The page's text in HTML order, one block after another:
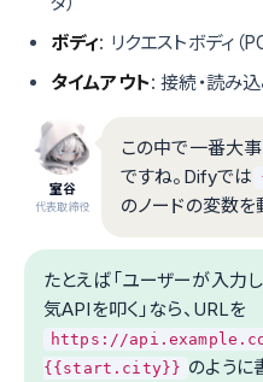
ボディ: リクエストボディ（
タイムアウト: 接続・読み
室谷
代表取締役
この中で一番大
ですね。Difyでは
のノードの変数を
たとえば「ユーザーが入力
気APIを叩く」なら、URLを
https://
{{start.city}} のように